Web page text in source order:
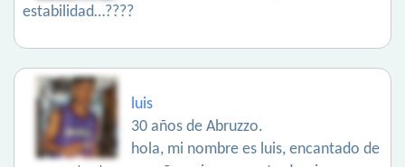
estabilidad…????
luis
30 años de Abruzzo.
hola, mi nombre es luis, encantado de